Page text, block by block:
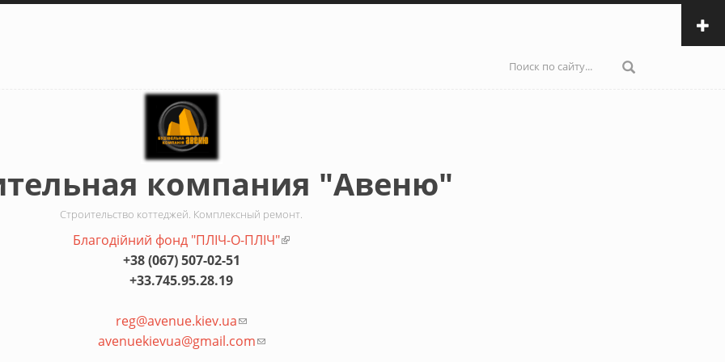
поиска
компания "Авеню"
Строительство коттеджей. Комплексный ремонт.
Благодiйний фонд "ПЛIЧ-О-ПЛIЧ"(внешняя ссылка)
+38 (067) 507-02-51
+33.745.95.28.19
reg@avenue.kiev.ua(ссылка для отправки email)
avenuekievua@gmail.com(ссылка для отправки email)